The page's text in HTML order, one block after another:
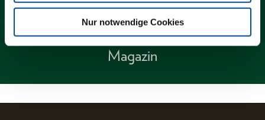
Nur notwendige Cookies
Magazin